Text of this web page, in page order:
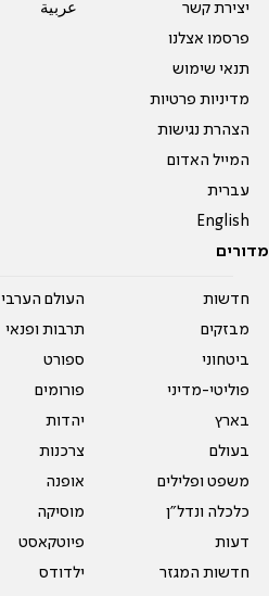
יצירת קשר
פרסמו אצלנו
תנאי שימוש
מדיניות פרטיות
הצהרת נגישות
המייל האדום
עברית
English
عربية
מדורים
חדשות
מבזקים
ביטחוני
פוליטי-מדיני
בארץ
בעולם
משפט ופלילים
כלכלה ונדל"ן
דעות
חדשות המגזר
העולם הערבי
תרבות ופנאי
ספורט
פורומים
יהדות
צרכנות
אופנה
מוסיקה
פיוטקאסט
ילדודס